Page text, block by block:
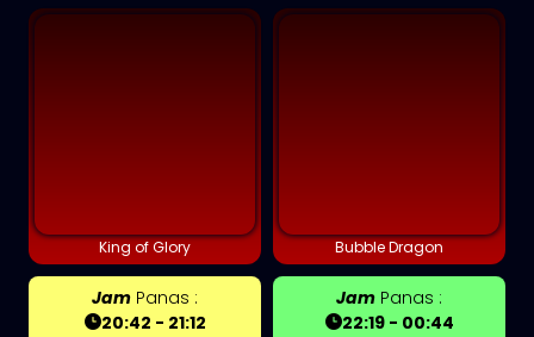
King of Glory
Jam Panas :
20:42 - 21:12
Bubble Dragon
Jam Panas :
22:19 - 00:44